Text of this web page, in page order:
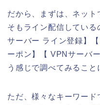
だから、まずは、ネッ
そもライン配信してい
サーバー ライン登録】
ーポン】【 VPNサーバ
う感じで調べてみること
ただ、様々なキーワー